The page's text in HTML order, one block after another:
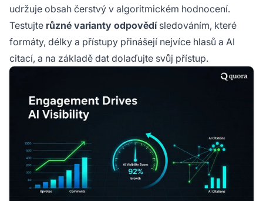
udržuje obsah čerstvý v algoritmickém hodnocení.
Testujte různé varianty odpovědísledováním, které
formáty, délky a přístupy přinášejí nejvíce hlasů a AI
citací, a na základě dat dolaďujte svůj přístup.